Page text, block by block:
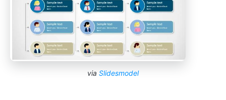
via Slidesmodel